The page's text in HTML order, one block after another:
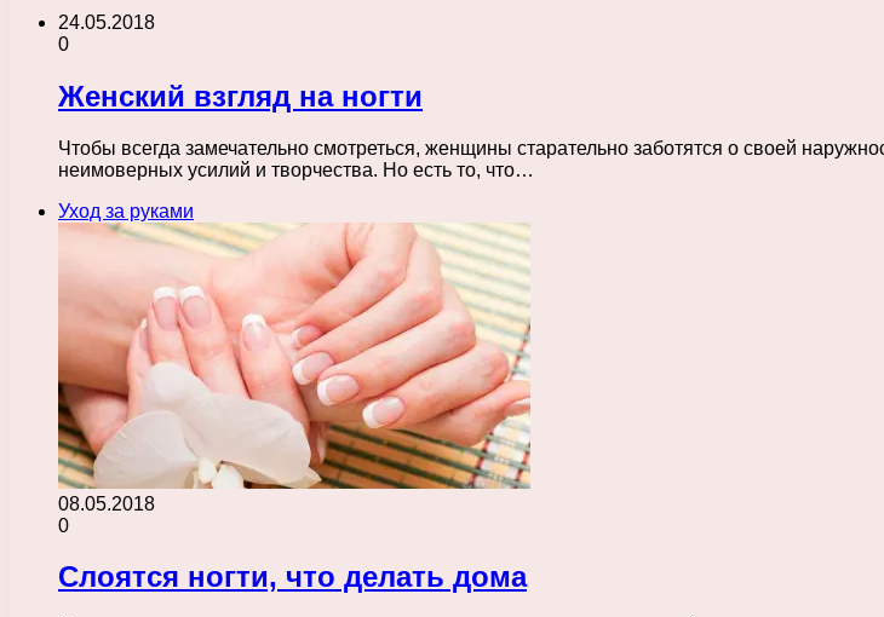
24.05.2018
0
Женский взгляд на ногти
Чтобы всегда замечательно смотреться, женщины старательно заботятся о своей
неимоверных усилий и творчества. Но есть то, что…
Уход за руками
08.05.2018
0
Слоятся ногти, что делать дома